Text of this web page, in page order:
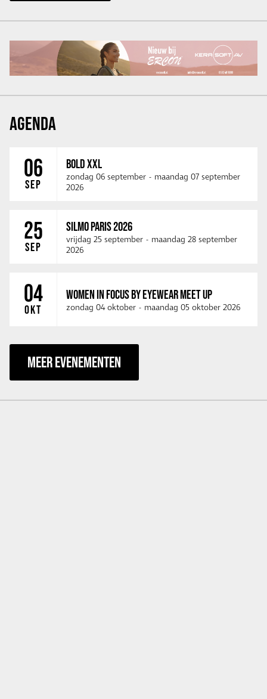
AGENDA
06
SEP
BOLD XXL
zondag 06 september - maandag 07 september
2026
25
SEP
SILMO PARIS 2026
vrijdag 25 september - maandag 28 september
2026
04
OKT
WOMEN IN FOCUS BY EYEWEAR MEET UP
zondag 04 oktober - maandag 05 oktober 2026
MEER EVENEMENTEN